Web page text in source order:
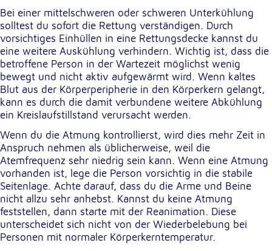
Bei einer mittelschweren oder schweren Unterkühlung
solltest du sofort die Rettung verständigen. Durch
vorsichtiges Einhüllen in eine Rettungsdecke kannst du
eine weitere Auskühlung verhindern. Wichtig ist, dass die
betroffene Person in der Wartezeit möglichst wenig
bewegt und nicht aktiv aufgewärmt wird. Wenn kaltes
Blut aus der Körperperipherie in den Körperkern gelangt,
kann es durch die damit verbundene weitere Abkühlung
ein Kreislaufstillstand verursacht werden.
Wenn du die Atmung kontrollierst, wird dies mehr Zeit in
Anspruch nehmen als üblicherweise, weil die
Atemfrequenz sehr niedrig sein kann. Wenn eine Atmung
vorhanden ist, lege die Person vorsichtig in die stabile
Seitenlage. Achte darauf, dass du die Arme und Beine
nicht allzu sehr anhebst. Kannst du keine Atmung
feststellen, dann starte mit der Reanimation. Diese
unterscheidet sich nicht von der Wiederbelebung bei
Personen mit normaler Körperkerntemperatur.